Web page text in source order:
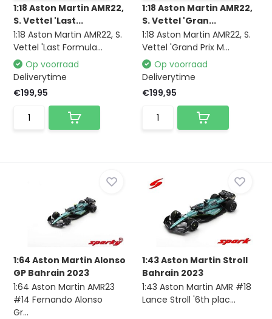
1:18 Aston Martin AMR22,
S. Vettel 'Last...
1:18 Aston Martin AMR22, S.
Vettel 'Last Formula...
Op voorraad
Deliverytime
€199,95
1:18 Aston Martin AMR22,
S. Vettel 'Gran...
1:18 Aston Martin AMR22, S.
Vettel 'Grand Prix M...
Op voorraad
Deliverytime
€199,95
1:64 Aston Martin Alonso
GP Bahrain 2023
1:64 Aston Martin AMR23
#14 Fernando Alonso
Gr...
1:43 Aston Martin Stroll
Bahrain 2023
1:43 Aston Martin AMR #18
Lance Stroll '6th plac...